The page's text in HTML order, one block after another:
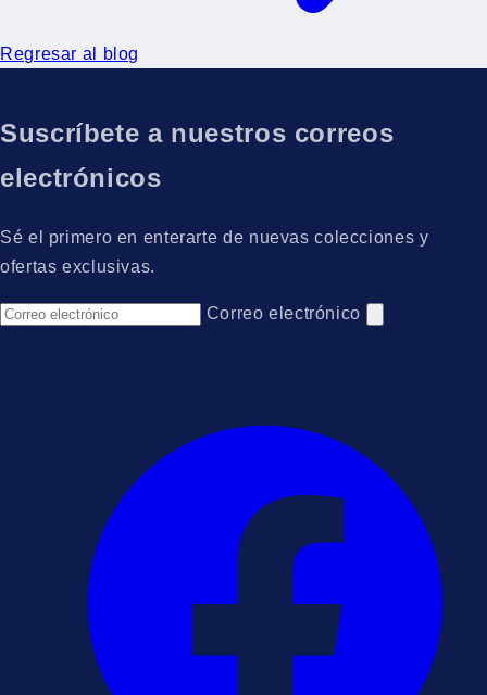
Regresar al blog
Suscríbete a nuestros correos
electrónicos
Sé el primero en enterarte de nuevas colecciones y
ofertas exclusivas.
Correo electrónico